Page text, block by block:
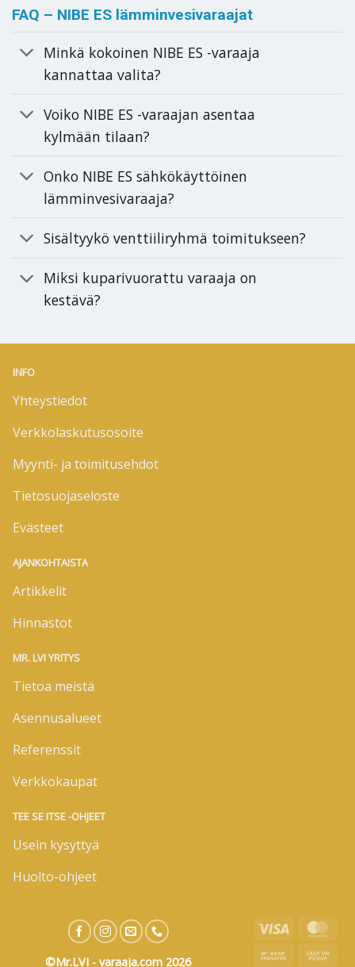
FAQ – NIBE ES lämminvesivaraajat
Minkä kokoinen NIBE ES -varaaja
kannattaa valita?
Voiko NIBE ES -varaajan asentaa
kylmään tilaan?
Onko NIBE ES sähkökäyttöinen
lämminvesivaraaja?
Sisältyykö venttiiliryhmä toimitukseen?
Miksi kuparivuorattu varaaja on
kestävä?
INFO
Yhteystiedot
Verkkolaskutusosoite
Myynti- ja toimitusehdot
Tietosuojaseloste
Evästeet
AJANKOHTAISTA
Artikkelit
Hinnastot
MR. LVI YRITYS
Tietoa meistä
Asennusalueet
Referenssit
Verkkokaupat
TEE SE ITSE -OHJEET
Usein kysyttyä
Huolto-ohjeet
©Mr.LVI - varaaja.com 2026
Visa
Bank